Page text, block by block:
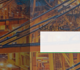
Usuario